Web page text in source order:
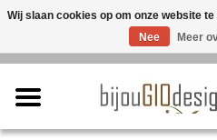
Wij slaan cookies op om onze website
Nee
Meer